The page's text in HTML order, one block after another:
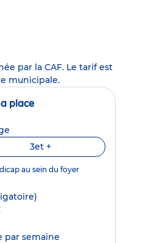
par la CAF. Le tarif est
municipale.
place
3et +
au sein du foyer
par semaine